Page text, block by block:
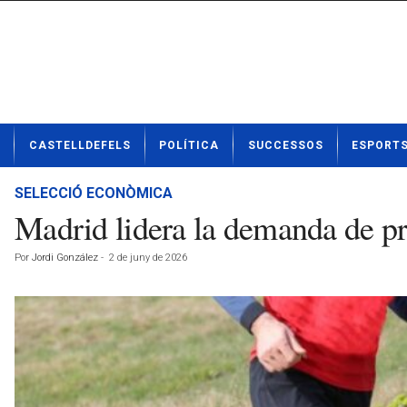
t
CASTELLDEFELS POLÍTICA SUCCESSOS ESPORTS
SELECCIÓ ECONÒMICA
Madrid lidera la demanda de
Por Jordi González - 2 de juny de 2026